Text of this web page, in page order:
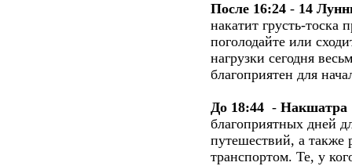
После 16:24- 14
накатит грусть-тоска
поголодайте или
нагрузки сегодня
благоприятен для
До 18:44-
благоприятных дней
путешествий, а также
транспортом. Те, у